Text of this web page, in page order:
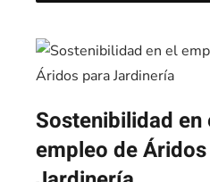
Sostenibilidad en
empleo de